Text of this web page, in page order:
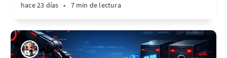
hace 23 días • 7 min de lectura